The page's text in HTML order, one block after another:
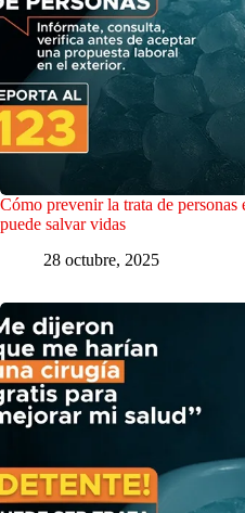
Cómo prevenir la trata de
puede salvar vidas
28 octubre, 2025